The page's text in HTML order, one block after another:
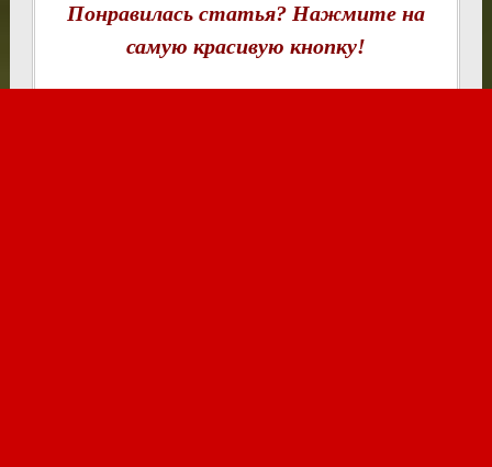
Понравилась статья? Нажмите на
самую красивую кнопку!